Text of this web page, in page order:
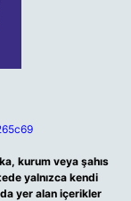
kurum veya şahıs
yalnızca kendi
yer alan içerikler